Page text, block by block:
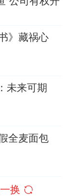
》藏祸心
未来可期
全麦面包
换